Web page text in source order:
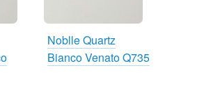
Noblle Quartz
Bianco Venato Q735